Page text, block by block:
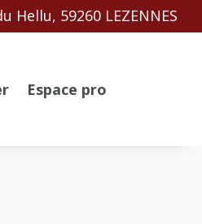
Hellu, 59260 LEZENNES
Espace pro